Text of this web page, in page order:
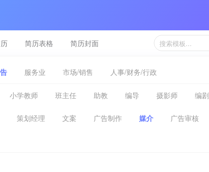
简历表格 简历封面
服务业 市场/销售 人事/财务/行政
小学教师 班主任 助教 编导 摄影师 编剧
策划经理 文案 广告制作 媒介 广告审核